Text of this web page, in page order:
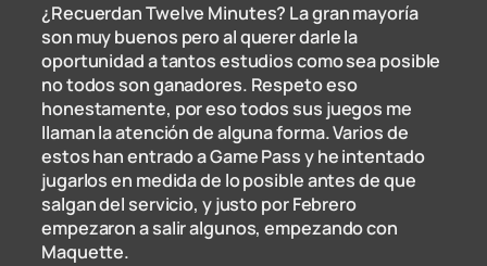
¿Recuerdan Twelve Minutes? La gran mayoría
son muy buenos pero al querer darle la
oportunidad a tantos estudios como sea posible
no todos son ganadores. Respeto eso
honestamente, por eso todos sus juegos me
llaman la atención de alguna forma. Varios de
estos han entrado a Game Pass y he intentado
jugarlos en medida de lo posible antes de que
salgan del servicio, y justo por Febrero
empezaron a salir algunos, empezando con
Maquette.